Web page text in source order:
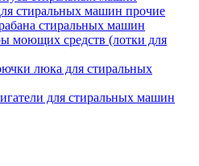
стиральных машин прочие
стиральных машин
моющих средств (лотки для
люка для стиральных
для стиральных машин